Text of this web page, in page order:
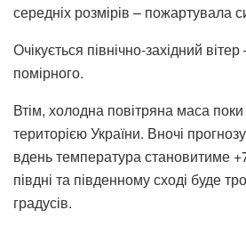
середніх розмірів – пожартувала
Очікується північно-західний
помірного.
Втім, холодна повітряна маса
територією України. Вночі
вдень температура становитиме
півдні та південному сході буде
градусів.